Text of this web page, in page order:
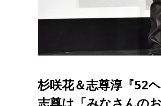
杉咲花＆志尊淳『52